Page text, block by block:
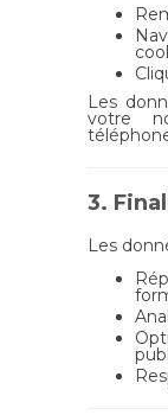
Les
votre
3.
Les